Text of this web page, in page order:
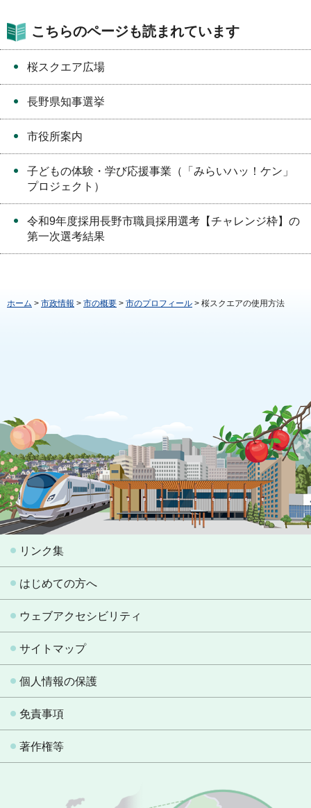
こちらのページも読まれています
桜スクエア広場
長野県知事選挙
市役所案内
子どもの体験・学び応援事業（「みらいハッ！ケン」
プロジェクト）
令和9年度採用長野市職員採用選考【チャレンジ枠】の
第一次選考結果
ホーム > 市政情報 > 市の概要 > 市のプロフィール > 桜スクエアの使用方法
リンク集
はじめての方へ
ウェブアクセシビリティ
サイトマップ
個人情報の保護
免責事項
著作権等